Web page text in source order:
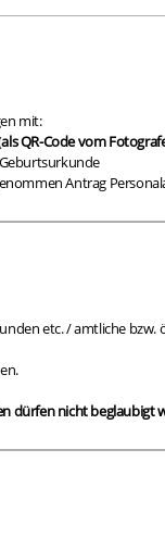
mit:
als QR-Code vom
Antrag
etc. / amtliche
dürfen nicht beglaubigt